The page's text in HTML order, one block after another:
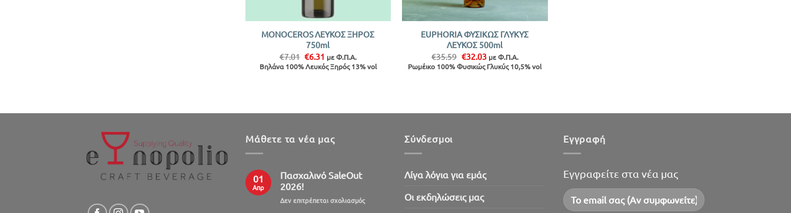
MONOCEROS ΛΕΥΚΟΣ ΞΗΡΟΣ
750ml
€7.01 Original
price
was:
€6.31 Η
τρέχουσα
τιμή
με Φ.Π.Α.
Βηλάνα 100% Λευκός Ξηρός 13% vol
EUPHORIA ΦΥΣΙΚΩΣ ΓΛΥΚΥΣ
ΛΕΥΚΟΣ 500ml
€35.59 Original
price
was:
€32.03Η
τρέχουσα
τιμή
με Φ.Π.Α.
Ρωμέικο 100% Φυσικώς Γλυκύς 10,5% vol
Μάθετε τα νέα μας
01
Απρ
Πασχαλινό SaleOut
2026!
Δεν επιτρέπεται σχολιασμόςστο
Σύνδεσμοι
Λίγα λόγια για εμάς
Oι εκδηλώσεις μας
Εγγραφή
Εγγραφείτε στα νέα μας